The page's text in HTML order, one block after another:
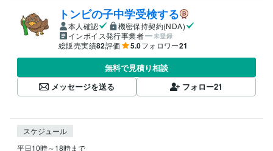
トンビの子中学受検する
本人確認
機密保持契約(NDA)
インボイス発行事業者
未登録
総販売実績82評価 5.0フォロワー21
無料で見積り相談
メッセージを送る
フォロー21
スケジュール
平日10時～18時まで